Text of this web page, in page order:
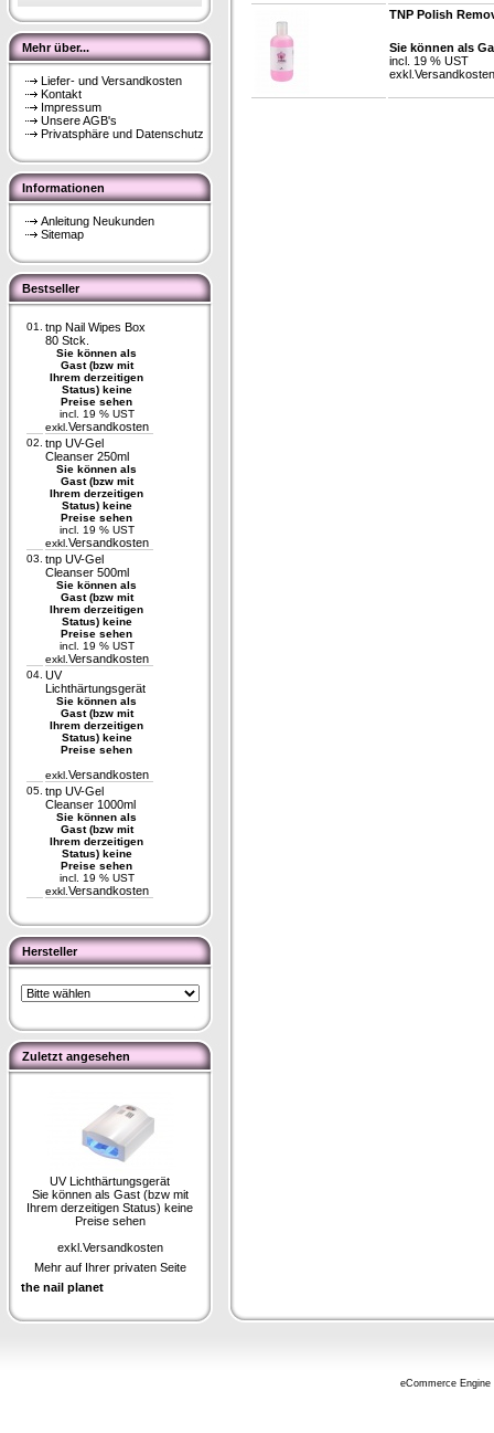
Mehr über...
Liefer- und Versandkosten
Kontakt
Impressum
Unsere AGB's
Privatsphäre und Datenschutz
Informationen
Anleitung Neukunden
Sitemap
Bestseller
01.
tnp Nail Wipes Box
80 Stck.
Sie können als
Gast (bzw mit
Ihrem derzeitigen
Status) keine
Preise sehen
incl. 19 % UST
exkl. Versandkosten
02. tnp UV-Gel
Cleanser 250ml
Sie können als
Gast (bzw mit
Ihrem derzeitigen
Status) keine
Preise sehen
incl. 19 % UST
exkl. Versandkosten
03. tnp UV-Gel
Cleanser 500ml
Sie können als
Gast (bzw mit
Ihrem derzeitigen
Status) keine
Preise sehen
incl. 19 % UST
exkl. Versandkosten
04. UV
Lichthärtungsgerät
Sie können als
Gast (bzw mit
Ihrem derzeitigen
Status) keine
Preise sehen
exkl. Versandkosten
05. tnp UV-Gel
Cleanser 1000ml
Sie können als
Gast (bzw mit
Ihrem derzeitigen
Status) keine
Preise sehen
incl. 19 % UST
exkl. Versandkosten
Hersteller
Zuletzt angesehen
UV Lichthärtungsgerät
Sie können als Gast (bzw mit
Ihrem derzeitigen Status) keine
Preise sehen
exkl. Versandkosten
Mehr auf Ihrer privaten Seite
the nail planet
TNP Polish
Sie können als
incl. 19 % UST
exkl. Versandkosten
eCommerce